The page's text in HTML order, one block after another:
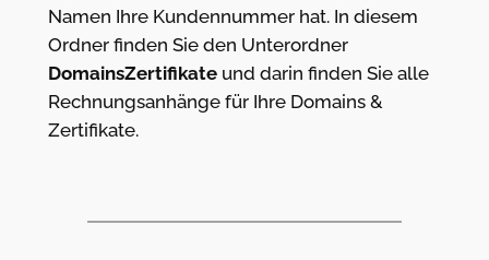
Namen Ihre Kundennummer hat. In diesem
Ordner finden Sie den Unterordner
DomainsZertifikateund darin finden Sie alle
Rechnungsanhänge für Ihre Domains &
Zertifikate.